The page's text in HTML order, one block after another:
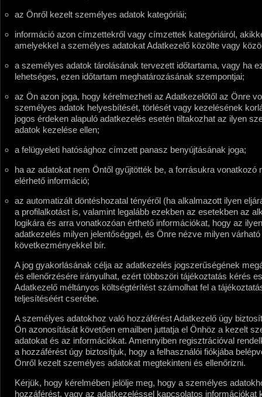
az Önről kezelt személyes adatok kategóriái;
információ azon címzettekről vagy címzettek kategóriáiról,
amelyekkel a személyes adatokat Adatkezelő közölte vagy
a személyes adatok tárolásának tervezett időtartama, vagy ha
lehetséges, ezen időtartam meghatározásának szempontjai;
az Ön azon joga, hogy kérelmezheti az Adatkezelőtől az Önre
személyes adatok helyesbítését, törlését vagy kezelésének
jogos érdeken alapuló adatkezelés esetén tiltakozhat az ilyen
adatok kezelése ellen;
a felügyeleti hatósághoz címzett panasz benyújtásának joga;
ha az adatokat nem Öntől gyűjtötték be, a forrásukra vonatkozó
elérhető információ;
az automatizált döntéshozatal tényéről (ha alkalmazott ilyen
a profilalkotást is, valamint legalább ezekben az esetekben az
logikára és arra vonatkozóan érthető információkat, hogy az ilyen
adatkezelés milyen jelentőséggel, és Önre nézve milyen várható
következményekkel bír.
A jog gyakorlásának célja az adatkezelés jogszerűségének
és ellenőrzésére irányulhat, ezért többszöri tájékoztatás kérés
Adatkezelő méltányos költségtérítést számolhat fel a
teljesítéséért cserébe.
A személyes adatokhoz való hozzáférést Adatkezelő úgy
Ön azonosítását követően emailben juttatja el Önhöz a kezelt
adatokat és az információkat. Amennyiben regisztrációval
a hozzáférést úgy biztosítjuk, hogy a felhasználói fiókjába
Önről kezelt személyes adatokat megtekinteni és ellenőrizni.
Kérjük, hogy kérelmében jelölje meg, hogy a személyes
hozzáférést, vagy az adatkezeléssel kapcsolatos információkat